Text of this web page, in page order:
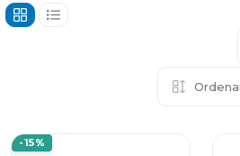
-15%